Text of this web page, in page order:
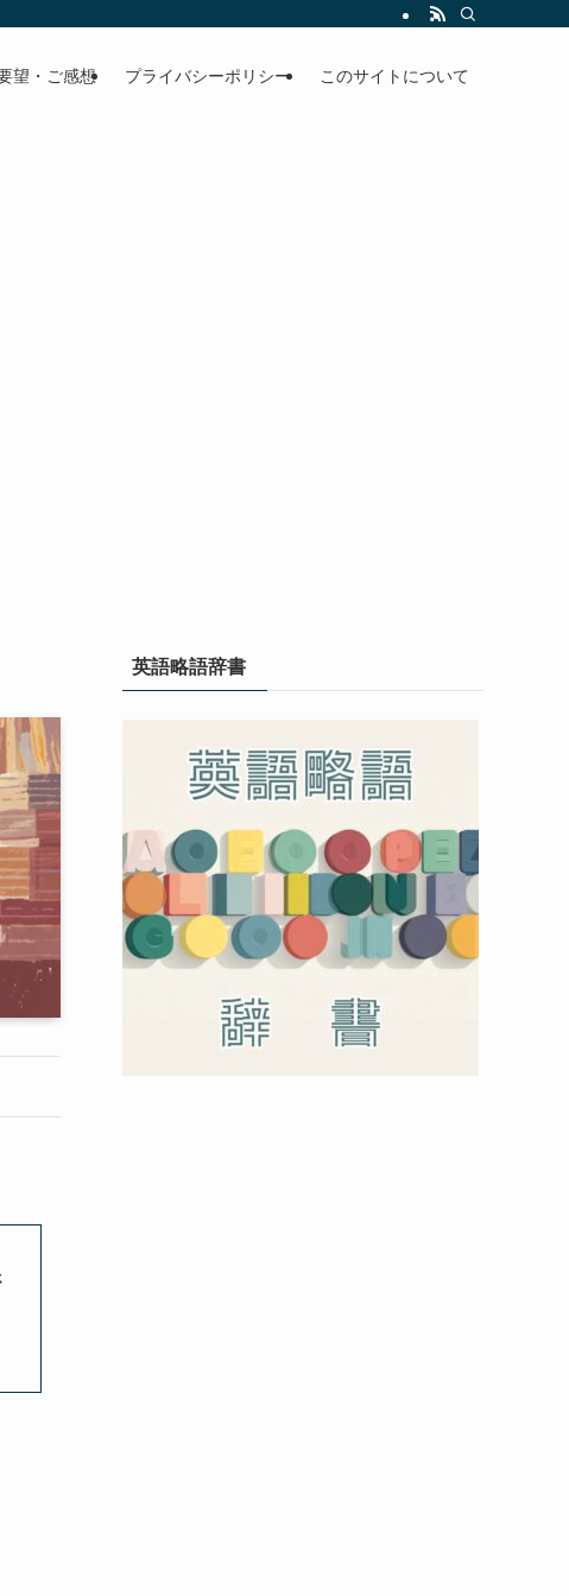
望・ご感想 プライバシーポリシー このサイトについて
英語略語辞書